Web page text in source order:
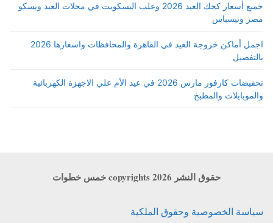
جميع أسعار كحك العيد 2026 وعلب البسكويت في محلات العبد وبسكو
مصر وتيسباس
اجمل أماكن خروجة العيد في القاهرة والمحافظات واسعارها 2026
بالتفصيل
تخفيضات كارفور مارس 2026 في عيد الأم علي الاجهزة الكهربائية
والموبايلات والمطبخ
حقوق النشر copyrights 2026 خمس خطوات
سياسة الخصوصية وحقوق الملكية